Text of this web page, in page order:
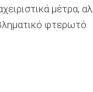
μέτρα,
φτερωτό